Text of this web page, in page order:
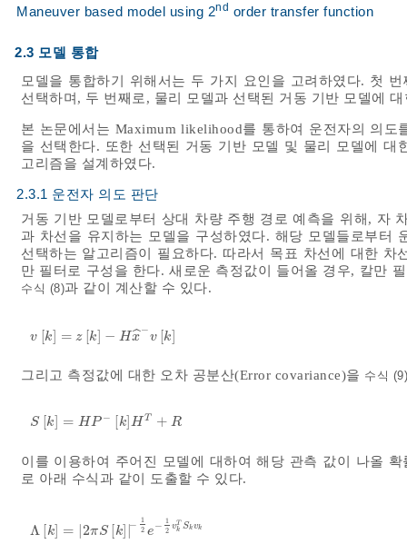
Maneuver based model using 2nd order transfer function
2.3 모델 통합
모델을 통합하기 위해서는 두 가지 요인을 고려하였다. 첫
선택하며, 두 번째로, 물리 모델과 선택된 거동 기반 모델에
본 논문에서는 Maximum likelihood를 통하여 운전자의 의
을 선택한다. 또한 선택된 거동 기반 모델 및 물리 모델에
고리즘을 설계하였다.
2.3.1 운전자 의도 판단
거동 기반 모델로부터 상대 차량 주행 경로 예측을 위해, 자
과 차선을 유지하는 모델을 구성하였다. 해당 모델들로부터
선택하는 알고리즘이 필요하다. 따라서 목표 차선에 대한
만 필터로 구성을 한다. 새로운 측정값이 들어올 경우, 칼만
수식 (8)과 같이 계산할 수 있다.
v [k] = z [k] − Hx
ˆ−
v [k]
vk= zk- Hx^ -v k
그리고 측정값에 대한 오차 공분산(Error covariance)을 수식 (9)
S [k = HP − k H T + R
Sk=H P-kHT +R
이를 이용하여 주어진 모델에 대하여 해당 관측 값이 나올
로 아래 수식과 같이 도출할 수 있다.
Λ [k] = 2πS [k] |−
1
2 e− 1
2
vT
k Skvk
Λ k= 2πSk -1 2e-12vkTSk